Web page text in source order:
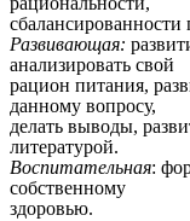
сбалансированности
Развивающая:
анализировать свой
рацион питания,
данному вопросу,
делать выводы,
литературой.
Воспитательная:
собственному
здоровью.